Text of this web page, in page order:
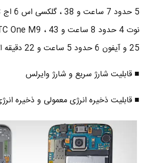
25 و آیفون 6 حدود 5 ساعت و 22 دقیقه است .
■ قابلیت شارژ سریع و شارژ وایرلس
■ قابلیت ذخیره انرژی معمولی و ذخیره